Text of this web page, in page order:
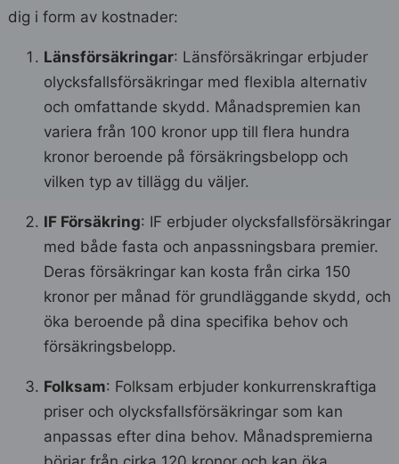
dig i form av kostnader:
Länsförsäkringar: Länsförsäkringar erbjuder
olycksfallsförsäkringar med flexibla alternativ
och omfattande skydd. Månadspremien kan
variera från 100 kronor upp till flera hundra
kronor beroende på försäkringsbelopp och
vilken typ av tillägg du väljer.
IF Försäkring: IF erbjuder olycksfallsförsäkringar
med både fasta och anpassningsbara premier.
Deras försäkringar kan kosta från cirka 150
kronor per månad för grundläggande skydd, och
öka beroende på dina specifika behov och
försäkringsbelopp.
Folksam: Folksam erbjuder konkurrenskraftiga
priser och olycksfallsförsäkringar som kan
anpassas efter dina behov. Månadspremierna